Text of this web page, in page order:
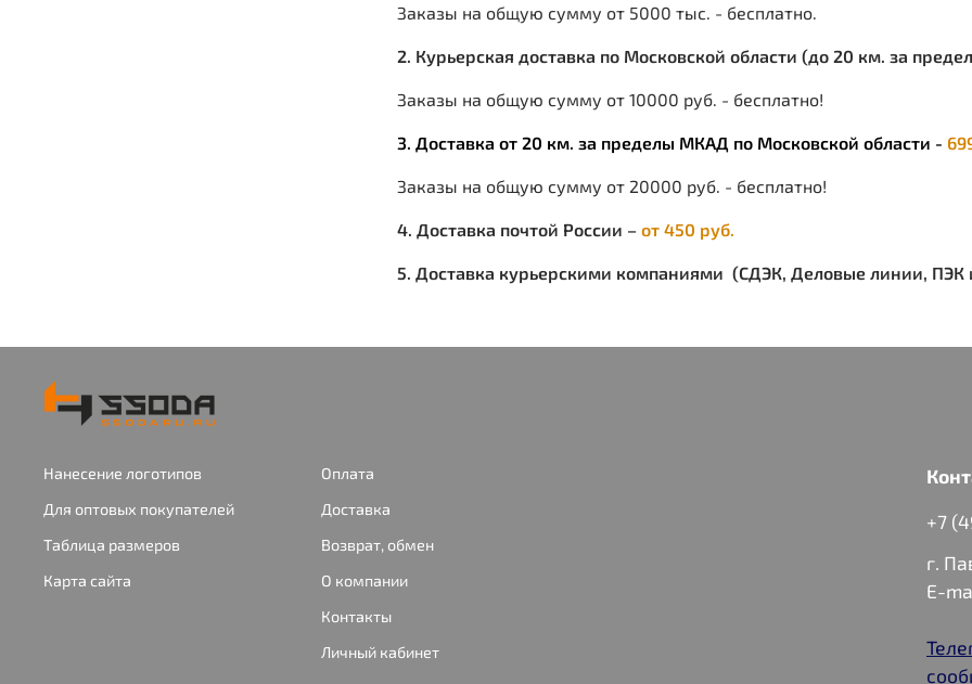
цвет:
Заказы на общую сумму от 5000 тыс. - бесплатно.
2. Курьерская доставка по Московской области (до 20 км. за
Заказы на общую сумму от 10000 руб. - бесплатно!
3. Доставка от 20 км. за пределы МКАД по Московской области -
Заказы на общую сумму от 20000 руб. - бесплатно!
4. Доставка почтой России – от 450 руб.
5. Доставка курьерскими компаниями (СДЭК, Деловые линии, ПЭК
Нанесение логотипов
Для оптовых покупателей
Таблица размеров
Карта сайта
Оплата
Доставка
Возврат, обмен
О компании
Контакты
Личный кабинет
+7
г.
E-